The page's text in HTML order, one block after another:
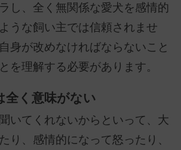
し、全く無関係な愛犬を感情的
うな飼い主では信頼されませ
身が改めなければならないこと
を理解する必要があります。
全く意味がない
いてくれないからといって、大
り、感情的になって怒ったり、